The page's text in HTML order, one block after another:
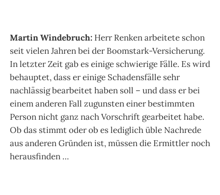
Martin Windebruch: Herr Renken arbeitete schon
seit vielen Jahren bei der Boomstark-Versicherung.
In letzter Zeit gab es einige schwierige Fälle. Es wird
behauptet, dass er einige Schadensfälle sehr
nachlässig bearbeitet haben soll – und dass er bei
einem anderen Fall zugunsten einer bestimmten
Person nicht ganz nach Vorschrift gearbeitet habe.
Ob das stimmt oder ob es lediglich üble Nachrede
aus anderen Gründen ist, müssen die Ermittler noch
herausfinden …